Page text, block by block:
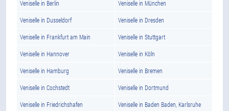
Veniselle in Berlin Veniselle in München
Veniselle in Dusseldorf Veniselle in Dresden
Veniselle in Frankfurt am Main Veniselle in Stuttgart
Veniselle in Hannover Veniselle in Köln
Veniselle in Hamburg Veniselle in Bremen
Veniselle in Cochstedt Veniselle in Dortmund
Veniselle in Friedrichshafen Veniselle in Baden Baden, Karlsruhe